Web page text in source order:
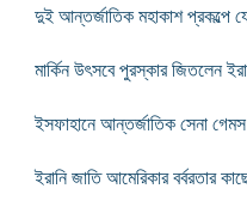
দুই আন্তর্জাতিক মহাকাশ প্রকল্পে
মার্কিন উৎসবে পুরস্কার জিতলেন
ইসফাহানে আন্তর্জাতিক সেনা
ইরানি জাতি আমেরিকার বর্বরতার